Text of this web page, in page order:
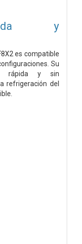
y
es compatible
Su
rápida y sin
refrigeración del